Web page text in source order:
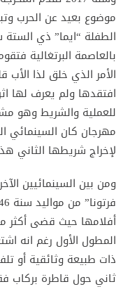
موضوع بعيد عن الحرب
الطفلة “ايما” ذي
بالعاصمة البرتغالية
الأمر الذي خلق لذا الأب
افتقدها ولم يعرف لها
للعملية والشريط وهو
مهرجان كان السينمائي
لإخراج شريطها الثاني
ومن بين السينمائيين
أفلامها حيث قضى
المطول الأول رغم انه
ذات طبيعة وثائقية أو
ثاني حول قاطرة بركاب